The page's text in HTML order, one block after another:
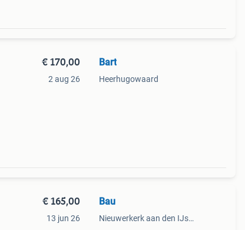
€ 170,00
2 aug 26
Bart
Heerhugowaard
€ 165,00
13 jun 26
Bau
Nieuwerkerk aan den IJssel